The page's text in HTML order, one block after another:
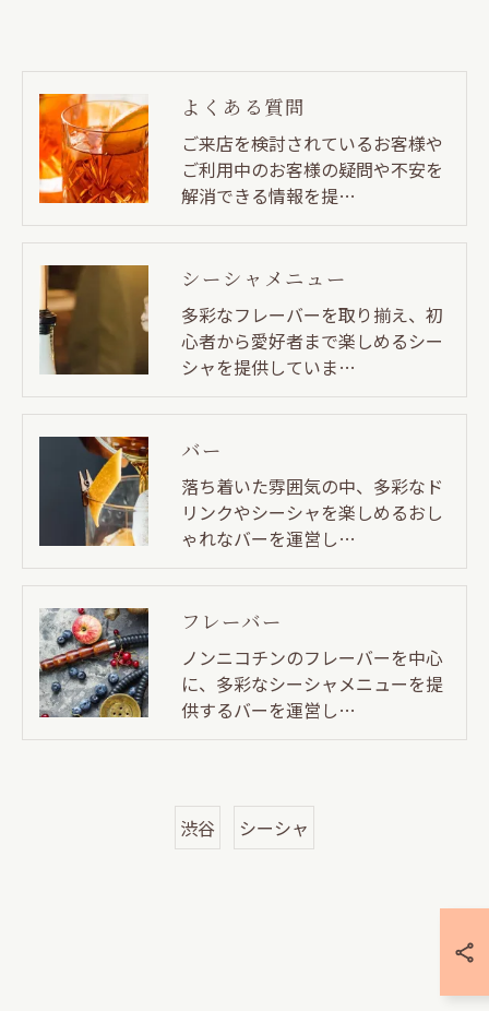
よくある質問
ご来店を検討されているお客様や
ご利用中のお客様の疑問や不安を
解消できる情報を提…
シーシャメニュー
多彩なフレーバーを取り揃え、初
心者から愛好者まで楽しめるシー
シャを提供していま…
バー
落ち着いた雰囲気の中、多彩なド
リンクやシーシャを楽しめるおし
ゃれなバーを運営し…
フレーバー
ノンニコチンのフレーバーを中心
に、多彩なシーシャメニューを提
供するバーを運営し…
渋谷 シーシャ